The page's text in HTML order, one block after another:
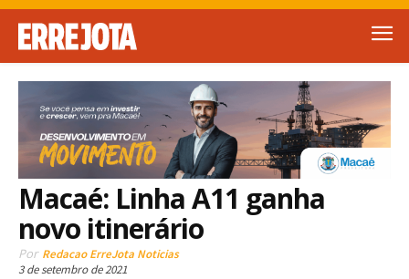
Macaé: Linha A11 ganha
novo itinerário
Por Redacao ErreJota Noticias
3 de setembro de 2021